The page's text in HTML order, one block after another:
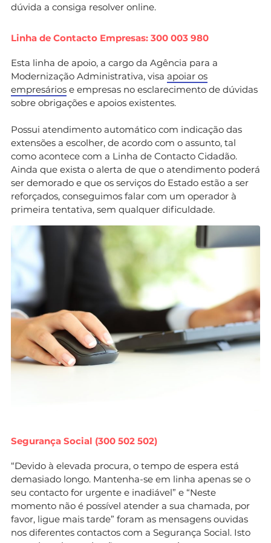
dúvida a consiga resolver online.
Linha de Contacto Empresas: 300 003 980
Esta linha de apoio, a cargo da Agência para a
Modernização Administrativa, visa apoiar os
empresários e empresas no esclarecimento de dúvidas
sobre obrigações e apoios existentes.
Possui atendimento automático com indicação das
extensões a escolher, de acordo com o assunto, tal
como acontece com a Linha de Contacto Cidadão.
Ainda que exista o alerta de que o atendimento poderá
ser demorado e que os serviços do Estado estão a ser
reforçados, conseguimos falar com um operador à
primeira tentativa, sem qualquer dificuldade.
Segurança Social (300 502 502)
“Devido à elevada procura, o tempo de espera está
demasiado longo. Mantenha-se em linha apenas se o
seu contacto for urgente e inadiável” e “Neste
momento não é possível atender a sua chamada, por
favor, ligue mais tarde” foram as mensagens ouvidas
nos diferentes contactos com a Segurança Social. Isto